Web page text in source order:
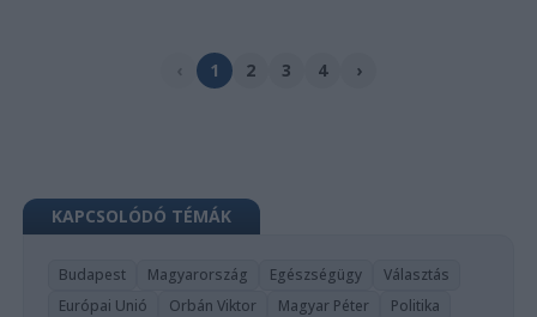
‹ 1 2 3 4 ›
KAPCSOLÓDÓ TÉMÁK
Budapest Magyarország Egészségügy
Választás
Európai Unió
Orbán Viktor Magyar Péter
Politika